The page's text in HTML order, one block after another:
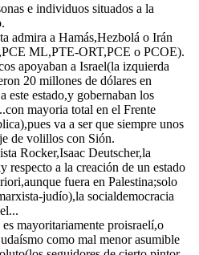
e individuos situados a la
admira a Hamás,Hezbolá o Irán
ML,PTE-ORT,PCE o PCOE).
apoyaban a Israel(la izquierda
20 millones de dólares en
este estado,y gobernaban los
mayoria total en el Frente
va a ser que siempre unos
de volillos con Sión.
Rocker,Isaac Deutscher,la
respecto a la creación de un estado
fuera en Palestina;solo
judío),la socialdemocracia
mayoritariamente proisraelí,o
como mal menor asumible